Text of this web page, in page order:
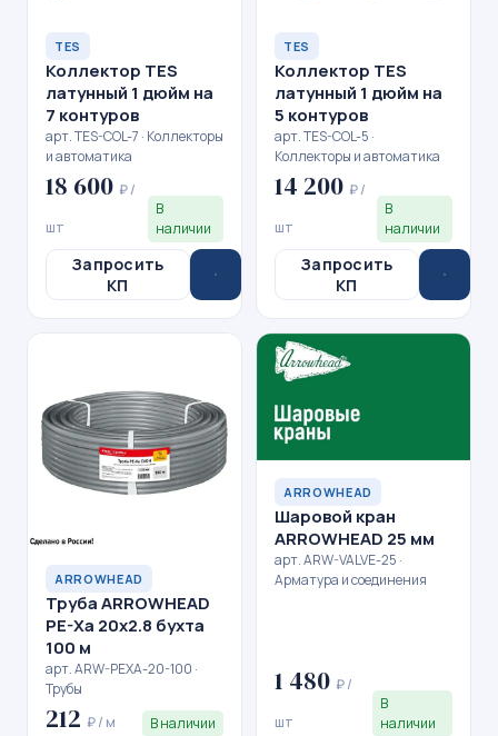
TES
Коллектор TES
латунный 1 дюйм на
7 контуров
арт. TES-COL-7 · Коллекторы
и автоматика
18 600 ₽ /
шт
В
наличии
Запросить
КП
TES
Коллектор TES
латунный 1 дюйм на
5 контуров
арт. TES-COL-5 ·
Коллекторы и автоматика
14 200 ₽ /
шт
В
наличии
Запросить
КП
ARROWHEAD
Труба ARROWHEAD
PE-Xa 20x2.8 бухта
100 м
арт. ARW-PEXA-20-100 ·
Трубы
212 ₽ / м В наличии
ARROWHEAD
Шаровой кран
ARROWHEAD 25 мм
арт. ARW-VALVE-25 ·
Арматура и соединения
1 480 ₽ /
шт
В
наличии